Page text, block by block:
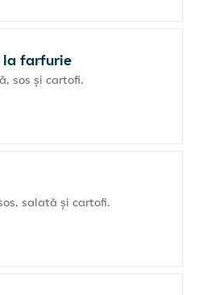
la farfurie
sos și cartofi.
salată și cartofi.